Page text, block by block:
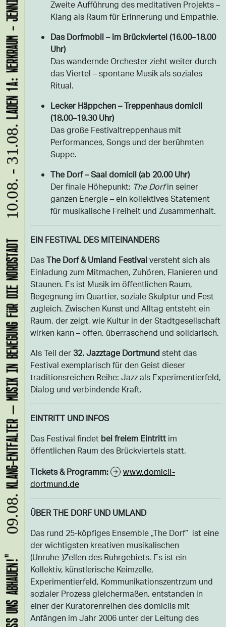
Zweite Aufführung des meditativen Projekts –
Klang als Raum für Erinnerung und Empathie.
Das Dorfmobil – im Brückviertel (16.00–18.00
Uhr)
Das wandernde Orchester zieht weiter durch
das Viertel – spontane Musik als soziales
Ritual.
Lecker Häppchen – Treppenhaus domicil
(18.00–19.30 Uhr)
Das große Festivaltreppenhaus mit
Performances, Songs und der berühmten
Suppe.
The Dorf – Saal domicil (ab 20.00 Uhr)
Der finale Höhepunkt: The Dorfin seiner
ganzen Energie – ein kollektives Statement
für musikalische Freiheit und Zusammenhalt.
EIN FESTIVAL DES MITEINANDERS
DasThe Dorf & Umland Festivalversteht sich als
Einladung zum Mitmachen, Zuhören, Flanieren und
Staunen. Es ist Musik im öffentlichen Raum,
Begegnung im Quartier, soziale Skulptur und Fest
zugleich. Zwischen Kunst und Alltag entsteht ein
Raum, der zeigt, wie Kultur in der Stadtgesellschaft
wirken kann – offen, überraschend und solidarisch.
Als Teil der32. Jazztage Dortmund steht das
Festival exemplarisch für den Geist dieser
traditionsreichen Reihe: Jazz als Experimentierfeld,
Dialog und verbindende Kraft.
EINTRITT UND INFOS
Das Festival findet bei freiem Eintritt im
öffentlichen Raum des Brückviertels statt.
Tickets & Programm:
www.domicil-
dortmund.de
ÜBER THE DORF UND UMLAND
Das rund 25-köpfiges Ensemble „The Dorf“ ist eine
der wichtigsten kreativen musikalischen
(Unruhe-)Zellen des Ruhrgebiets. Es ist ein
Kollektiv, künstlerische Keimzelle,
Experimentierfeld, Kommunikationszentrzum und
sozialer Prozess gleichermaßen, entstanden in
einer der Kuratorenreihen des domicils mit
Anfängen im Jahr 2006 unter der Leitung des
09.08.
KLANG-ENTFALTER – MUSIK IN BEWEGUNG FÜR DIE NORDSTADT
10.08. - 31.08.
LADEN 1A: WERKRAUM - JENNIFER BUNZECK